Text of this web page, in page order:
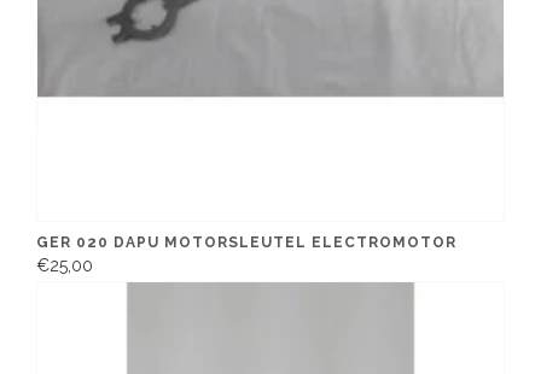
GER 020 DAPU MOTORSLEUTEL ELECTROMOTOR
€25,00